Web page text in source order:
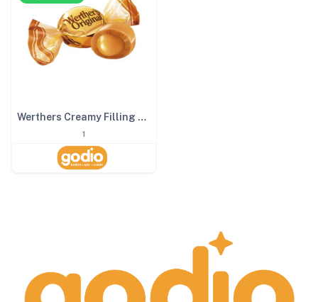
Werthers Creamy Filling 3kg
1